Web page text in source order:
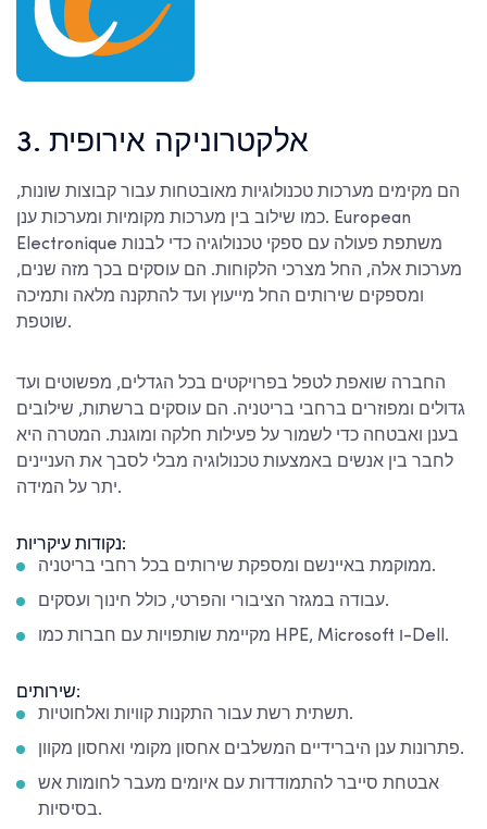
3. אלקטרוניקה אירופית
הם מקימים מערכות טכנולוגיות מאובטחות עבור קבוצות שונות,
כמו שילוב בין מערכות מקומיות ומערכות ענן. European
Electronique משתפת פעולה עם ספקי טכנולוגיה כדי לבנות
מערכות אלה, החל מצרכי הלקוחות. הם עוסקים בכך מזה שנים,
ומספקים שירותים החל מייעוץ ועד להתקנה מלאה ותמיכה
שוטפת.
החברה שואפת לטפל בפרויקטים בכל הגדלים, מפשוטים ועד
גדולים ומפוזרים ברחבי בריטניה. הם עוסקים ברשתות, שילובים
בענן ואבטחה כדי לשמור על פעילות חלקה ומוגנת. המטרה היא
לחבר בין אנשים באמצעות טכנולוגיה מבלי לסבך את העניינים
יתר על המידה.
נקודות עיקריות:
ממוקמת באיינשם ומספקת שירותים בכל רחבי בריטניה.
עבודה במגזר הציבורי והפרטי, כולל חינוך ועסקים.
מקיימת שותפויות עם חברות כמו HPE, Microsoft ו-Dell.
שירותים:
תשתית רשת עבור התקנות קוויות ואלחוטיות.
פתרונות ענן היברידיים המשלבים אחסון מקומי ואחסון מקוון.
אבטחת סייבר להתמודדות עם איומים מעבר לחומות אש
בסיסיות.